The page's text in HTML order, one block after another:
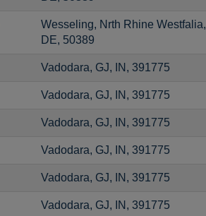
Wesseling, Nrth Rhine Westfalia,
DE, 50389
Vadodara, GJ, IN, 391775
Vadodara, GJ, IN, 391775
Vadodara, GJ, IN, 391775
Vadodara, GJ, IN, 391775
Vadodara, GJ, IN, 391775
Vadodara, GJ, IN, 391775